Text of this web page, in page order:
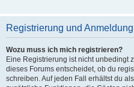
Registrierung und Anmeldung
Wozu muss ich mich registrieren?
Eine Registrierung ist nicht unbedingt
dieses Forums entscheidet, ob du
schreiben. Auf jeden Fall erhältst du